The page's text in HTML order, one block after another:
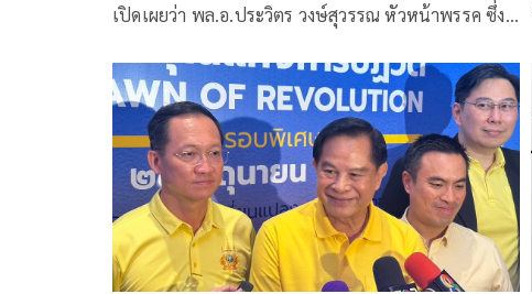
เปิดเผยว่า พล.อ.ประวิตร วงษ์สุวรรณ หัวหน้าพรรค ซึ่ง
กษัตริย์ให้มั่นคงสถาพรตลอดไป